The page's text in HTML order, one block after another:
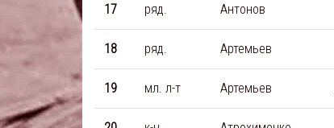
17 ряд. Антонов
18 ряд. Артемьев
19 мл. л-т Артемьев